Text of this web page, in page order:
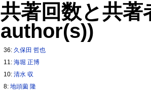
共著回数と共
author(s))
36: 久保田 哲也
11:海堀 正博
10:清水 収
8:地頭薗 隆